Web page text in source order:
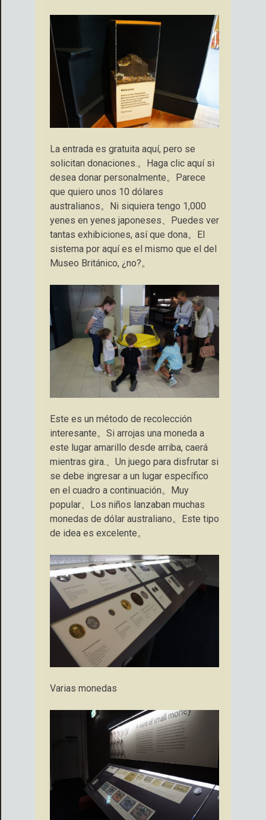
La entrada es gratuita aquí, pero se
solicitan donaciones.。Haga clic aquí si
desea donar personalmente。Parece
que quiero unos 10 dólares
australianos。Ni siquiera tengo 1,000
yenes en yenes japoneses、Puedes ver
tantas exhibiciones, así que dona。El
sistema por aquí es el mismo que el del
Museo Británico, ¿no?。
Este es un método de recolección
interesante。Si arrojas una moneda a
este lugar amarillo desde arriba, caerá
mientras gira.、Un juego para disfrutar si
se debe ingresar a un lugar específico
en el cuadro a continuación。Muy
popular、Los niños lanzaban muchas
monedas de dólar australiano。Este tipo
de idea es excelente。
Varias monedas